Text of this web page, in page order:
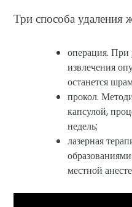
Три способа удаления
операция. При
извлечения
останется
прокол.
капсулой,
недель;
лазерная
местной